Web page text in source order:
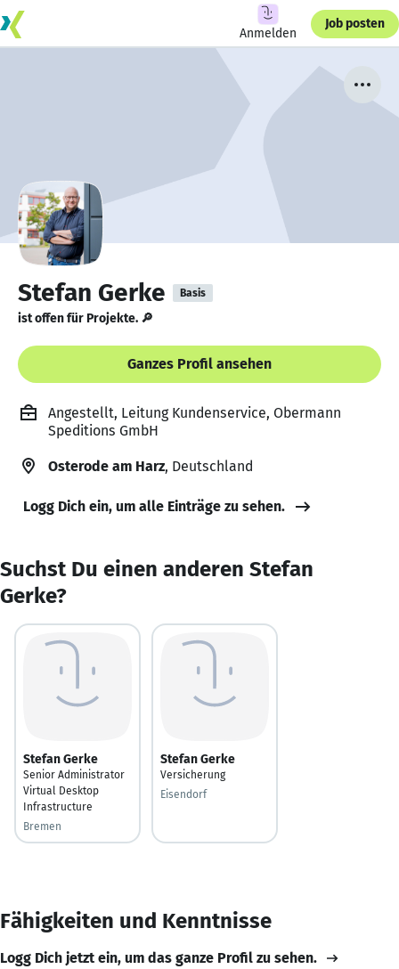
Anmelden
Job posten
Stefan Gerke Basis
ist offen für Projekte. 🔎
Ganzes Profil ansehen
Angestellt, Leitung Kundenservice, Obermann
Speditions GmbH
Osterode am Harz, Deutschland
Logg Dich ein, um alle Einträge zu sehen.
Suchst Du einen anderen Stefan
Gerke?
Stefan Gerke
Senior Administrator
Virtual Desktop
Infrastructure
Bremen
Stefan Gerke
Versicherung
Eisendorf
Fähigkeiten und Kenntnisse
Logg Dich jetzt ein, um das ganze Profil zu sehen.